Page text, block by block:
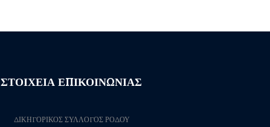
ΣΤΟΙΧΕΙΑ ΕΠΙΚΟΙΝΩΝΙΑΣ
ΔΙΚΗΓΟΡΙΚΟΣ ΣΥΛΛΟΓΟΣ ΡΟΔΟΥ